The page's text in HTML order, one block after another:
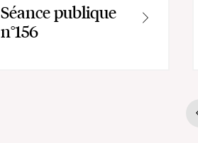
Séance publique
n°156